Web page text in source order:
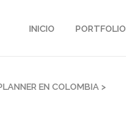
INICIO PORTFOLIO
EN COLOMBIA >